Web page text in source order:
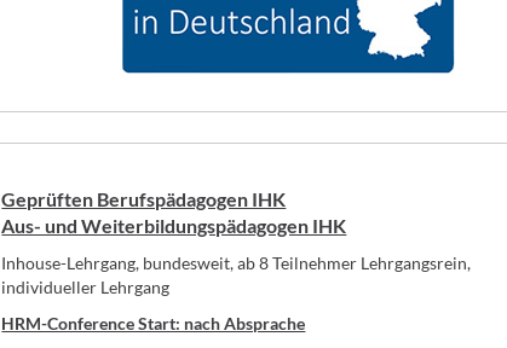
Geprüften Berufspädagogen IHK
Aus- und Weiterbildungspädagogen IHK
Inhouse-Lehrgang, bundesweit, ab 8 Teilnehmer Lehrgangsrein,
individueller Lehrgang
HRM-Conference Start: nach Absprache